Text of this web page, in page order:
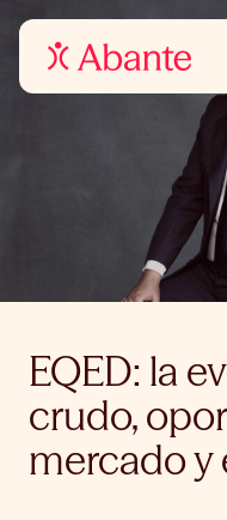
EQED: la
crudo,
mercado y